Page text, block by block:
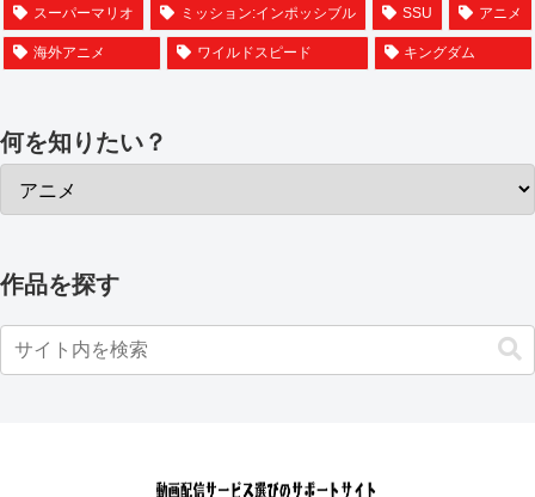
スーパーマリオ ミッション:インポッシブル SSU アニメ
海外アニメ ワイルドスピード キングダム
何を知りたい？
作品を探す